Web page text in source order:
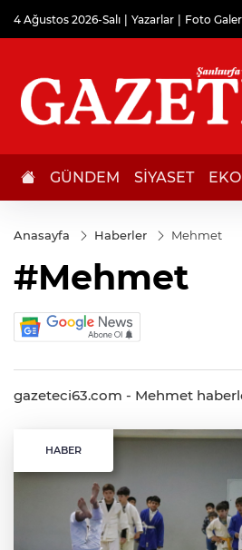
4 Ağustos 2026-Salı Yazarlar Foto
GÜNDEM SİYASET
Anasayfa Haberler Mehmet
#Mehmet
gazeteci63.com - Mehmet
HABER